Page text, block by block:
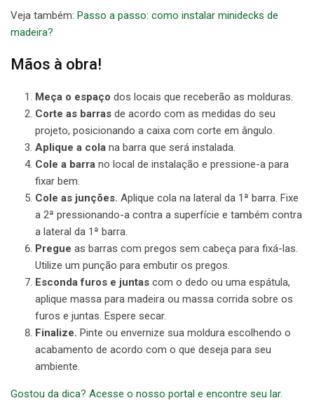
Veja também: Passo a passo: como instalar minidecks de
madeira?
Mãos à obra!
Meça o espaço dos locais que receberão as molduras.
Corte as barras de acordo com as medidas do seu
projeto, posicionando a caixa com corte em ângulo.
Aplique a cola na barra que será instalada.
Cole a barra no local de instalação e pressione-a para
fixar bem.
Cole as junções. Aplique cola na lateral da 1ª barra. Fixe
a 2ª pressionando-a contra a superfície e também contra
a lateral da 1ª barra.
Pregue as barras com pregos sem cabeça para fixá-las.
Utilize um punção para embutir os pregos.
Esconda furos e juntas com o dedo ou uma espátula,
aplique massa para madeira ou massa corrida sobre os
furos e juntas. Espere secar.
Finalize. Pinte ou envernize sua moldura escolhendo o
acabamento de acordo com o que deseja para seu
ambiente.
Gostou da dica? Acesse o nosso portal e encontre seu lar.